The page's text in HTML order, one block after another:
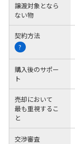
譲渡対象となら
ない物
契約方法
?
購入後のサポー
ト
売却において
最も重視するこ
と
交渉審査